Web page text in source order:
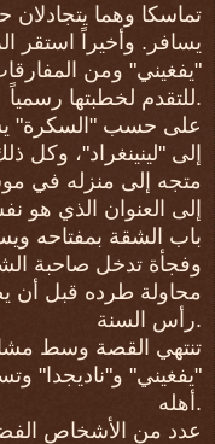
تماسكا وهما
يسافر. وأخيراً استقر
"يفغيني" ومن
للتقدم لخطبتها رسمياً.
على حسب "السكرة"
إلى "لينينغراد"، وكل
متجه إلى منزله في
إلى العنوان الذي
باب الشقة بمفتاحه
وفجأة تدخل صاحبة
محاولة طرده قبل أن
رأس السنة.
تنتهي القصة وسط
"يفغيني" و"ناديجدا"
أهله.
عدد من الأشخاص